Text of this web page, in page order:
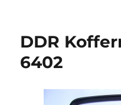
DDR
6402